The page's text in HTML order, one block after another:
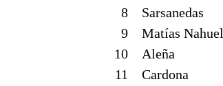
8
Sarsanedas
9
Matías Nahuel
10
Aleña
11
Cardona